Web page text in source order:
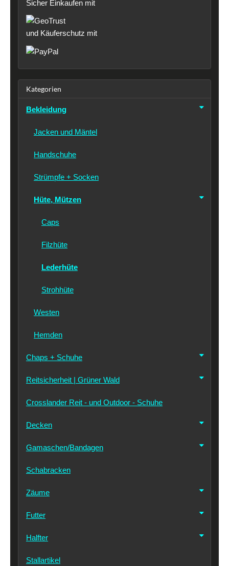
Sicher Einkaufen mit
und Käuferschutz mit
Kategorien
Bekleidung
Jacken und Mäntel
Handschuhe
Strümpfe + Socken
Hüte, Mützen
Caps
Filzhüte
Lederhüte
Strohhüte
Westen
Hemden
Chaps + Schuhe
Reitsicherheit | Grüner Wald
Crosslander Reit - und Outdoor - Schuhe
Decken
Gamaschen/Bandagen
Schabracken
Zäume
Futter
Halfter
Stallartikel